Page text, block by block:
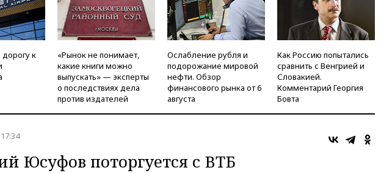
к
«Рынок не понимает,
какие книги можно
выпускать» — эксперты
о последствиях дела
против издателей
Ослабление рубля и
подорожание мировой
нефти. Обзор
финансового рынка от 6
августа
Как Россию попытались
сравнить с Венгрией и
Словакией.
Комментарий Георгия
Бовта
Юсуфов поторгуется с ВТБ